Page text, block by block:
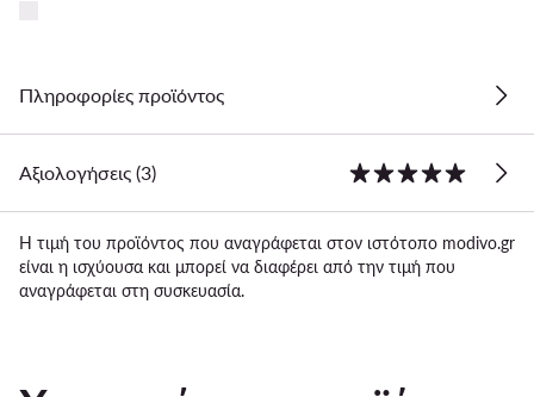
Πληροφορίες προϊόντος
Αξιολογήσεις (3)
Η τιμή του προϊόντος που αναγράφεται στον ιστότοπο modivo.gr
είναι η ισχύουσα και μπορεί να διαφέρει από την τιμή που
αναγράφεται στη συσκευασία.